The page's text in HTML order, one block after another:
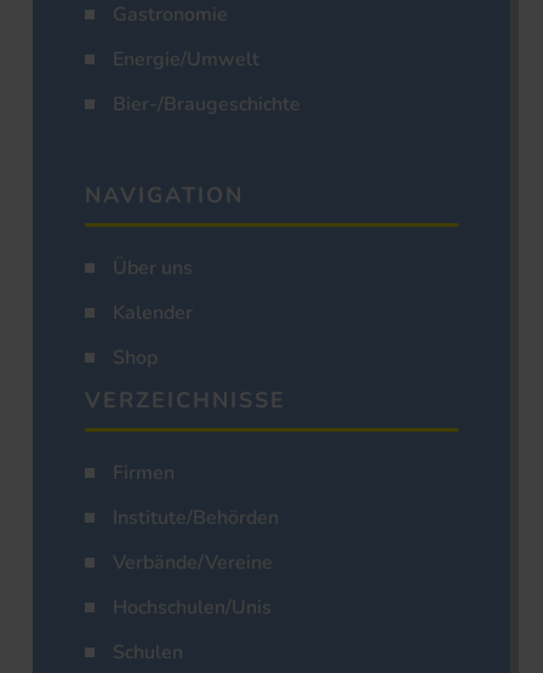
Gastronomie
Energie/Umwelt
Bier-/Braugeschichte
NAVIGATION
Über uns
Kalender
Shop
VERZEICHNISSE
Firmen
Institute/Behörden
Verbände/Vereine
Hochschulen/Unis
Schulen